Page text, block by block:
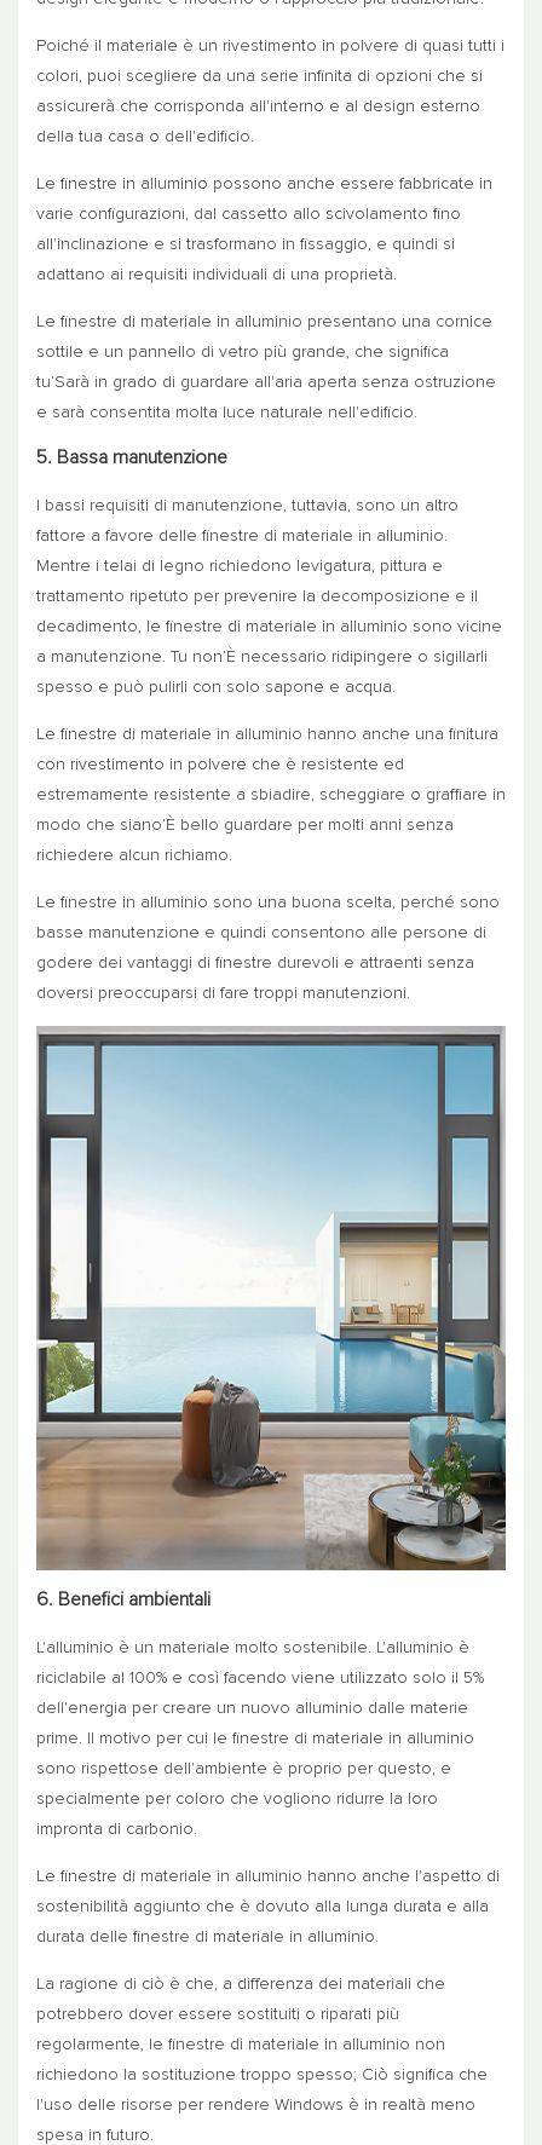
Poiché il materiale è un rivestimento in polvere di quasi tutti i
colori, puoi scegliere da una serie infinita di opzioni che si
assicurerà che corrisponda all'interno e al design esterno
della tua casa o dell'edificio.
Le finestre in alluminio possono anche essere fabbricate in
varie configurazioni, dal cassetto allo scivolamento fino
all'inclinazione e si trasformano in fissaggio, e quindi si
adattano ai requisiti individuali di una proprietà.
Le finestre di materiale in alluminio presentano una cornice
sottile e un pannello di vetro più grande, che significa
tu’Sarà in grado di guardare all'aria aperta senza ostruzione
e sarà consentita molta luce naturale nell'edificio.
5. Bassa manutenzione
I bassi requisiti di manutenzione, tuttavia, sono un altro
fattore a favore delle finestre di materiale in alluminio.
Mentre i telai di legno richiedono levigatura, pittura e
trattamento ripetuto per prevenire la decomposizione e il
decadimento, le finestre di materiale in alluminio sono vicine
a manutenzione. Tu non’È necessario ridipingere o sigillarli
spesso e può pulirli con solo sapone e acqua.
Le finestre di materiale in alluminio hanno anche una finitura
con rivestimento in polvere che è resistente ed
estremamente resistente a sbiadire, scheggiare o graffiare in
modo che siano’È bello guardare per molti anni senza
richiedere alcun richiamo.
Le finestre in alluminio sono una buona scelta, perché sono
basse manutenzione e quindi consentono alle persone di
godere dei vantaggi di finestre durevoli e attraenti senza
doversi preoccuparsi di fare troppi manutenzioni.
6. Benefici ambientali
L'alluminio è un materiale molto sostenibile. L'alluminio è
riciclabile al 100% e così facendo viene utilizzato solo il 5%
dell'energia per creare un nuovo alluminio dalle materie
prime. Il motivo per cui le finestre di materiale in alluminio
sono rispettose dell'ambiente è proprio per questo, e
specialmente per coloro che vogliono ridurre la loro
impronta di carbonio.
Le finestre di materiale in alluminio hanno anche l'aspetto di
sostenibilità aggiunto che è dovuto alla lunga durata e alla
durata delle finestre di materiale in alluminio.
La ragione di ciò è che, a differenza dei materiali che
potrebbero dover essere sostituiti o riparati più
regolarmente, le finestre di materiale in alluminio non
richiedono la sostituzione troppo spesso; Ciò significa che
l'uso delle risorse per rendere Windows è in realtà meno
spesa in futuro.